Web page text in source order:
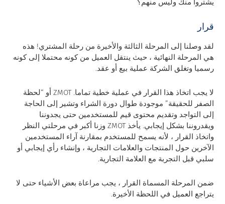
يشتروا منك وليس منهم؟
قرار
لقد وصلنا إلى المرحلة الثالثة والأخيرة من رحلة المشتري! هذه
هي المرحلة النهائية ، حيث ينتقل العميل من كونه محتملا إلى كونه
رسميا وتغلق الشركة عملية بيع أو عقد.
لا يجب اتخاذ هذا القرار في عملية خطية تماما. ZMOT أو “لحظة
الصفر للحقيقة” موجودة طوال دورة الشراء وتشير إلى الحاجة
إلى التواجد وتقديم محتوى قيم للمستخدمين حتى يجدوننا
ويقدروننا بشكل إيجابي. يأخذ ZMOT وزنا أكبر في مرحلتي النظر
واتخاذ القرار ، لأنه يسمح للمستخدم بمقارنة آراء المستخدمين
الآخرين حول المنتجات والعلامات التجارية ، وإنشاء رأي إيجابي أو
سلبي قبل التجربة مع العلامة التجارية.
ضمن المرحلة المسماة القرار ، يجب مراعاة بعض الأشياء حتى لا
يتراجع العميل في اللحظة الأخيرة.